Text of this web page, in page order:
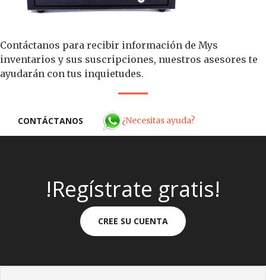
Contáctanos para recibir información de Mys
inventarios y sus suscripciones, nuestros asesores te
ayudarán con tus inquietudes.
CONTÁCTANOS ¿Necesitas ayuda?
!Regístrate gratis!
CREE SU CUENTA